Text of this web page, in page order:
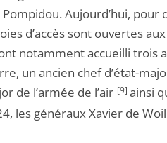
Aujourd’hui, pour
d’accès sont ouvertes aux
notamment accueilli trois
un ancien chef d’état-
de l’armée de l’air [9] ainsi
les généraux Xavier de